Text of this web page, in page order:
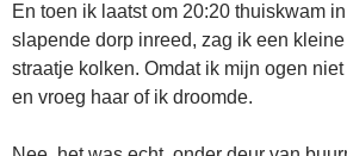
En toen ik laatst om 20:20 thuiskwam
slapende dorp inreed, zag ik een
straatje kolken. Omdat ik mijn ogen
en vroeg haar of ik droomde.